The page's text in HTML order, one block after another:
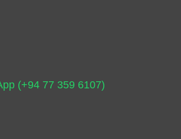
(+94 77 359 6107)